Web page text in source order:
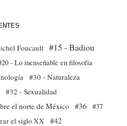
Foucault #15 - Badiou
- Lo inenseñable en filosofía
#30 - Naturaleza
#32 - Sexualidad
el norte de México #36 #37
el siglo XX #42